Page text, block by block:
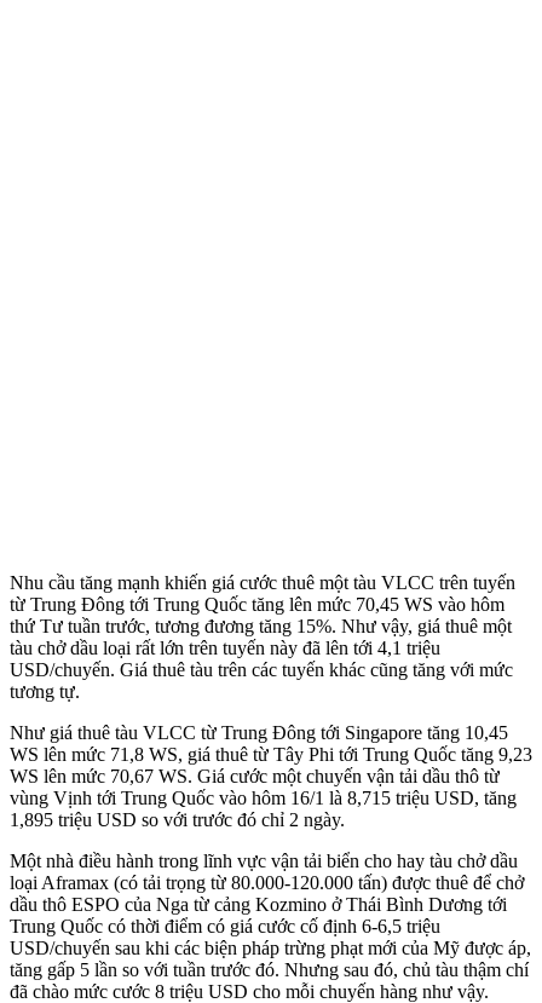
Nhu cầu tăng mạnh khiến giá cước thuê một tàu VLCC trên tuyến
từ Trung Đông tới Trung Quốc tăng lên mức 70,45 WS vào hôm
thứ Tư tuần trước, tương đương tăng 15%. Như vậy, giá thuê một
tàu chở dầu loại rất lớn trên tuyến này đã lên tới 4,1 triệu
USD/chuyến. Giá thuê tàu trên các tuyến khác cũng tăng với mức
tương tự.
Như giá thuê tàu VLCC từ Trung Đông tới Singapore tăng 10,45
WS lên mức 71,8 WS, giá thuê từ Tây Phi tới Trung Quốc tăng 9,23
WS lên mức 70,67 WS. Giá cước một chuyến vận tải dầu thô từ
vùng Vịnh tới Trung Quốc vào hôm 16/1 là 8,715 triệu USD, tăng
1,895 triệu USD so với trước đó chỉ 2 ngày.
Một nhà điều hành trong lĩnh vực vận tải biển cho hay tàu chở dầu
loại Aframax (có tải trọng từ 80.000-120.000 tấn) được thuê để chở
dầu thô ESPO của Nga từ cảng Kozmino ở Thái Bình Dương tới
Trung Quốc có thời điểm có giá cước cố định 6-6,5 triệu
USD/chuyến sau khi các biện pháp trừng phạt mới của Mỹ được áp,
tăng gấp 5 lần so với tuần trước đó. Nhưng sau đó, chủ tàu thậm chí
đã chào mức cước 8 triệu USD cho mỗi chuyến hàng như vậy.